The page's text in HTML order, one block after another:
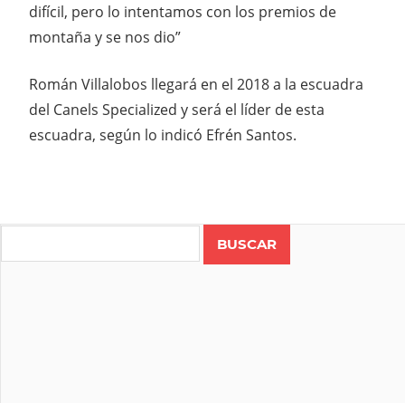
difícil, pero lo intentamos con los premios de
montaña y se nos dio”
Román Villalobos llegará en el 2018 a la escuadra
del Canels Specialized y será el líder de esta
escuadra, según lo indicó Efrén Santos.